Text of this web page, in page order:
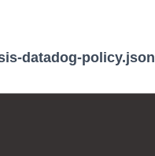
datadog-policy.json